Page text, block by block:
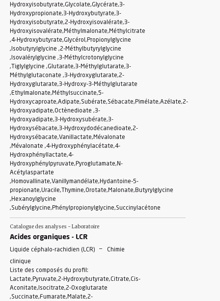
Hydroxyisobutyrate,Glycolate,Glycérate,3-
Hydroxypropionate,3-Hydroxybutyrate,3-
Hydroxyisobutyrate,2-Hydroxyisovalérate,3-
Hydroxyisovalérate,Méthylmalonate,Méthylcitrate
,4-Hydroxybutyrate,Glycérol,Propionylglycine
,Isobutyrylglycine ,2-Méthylbutyrylglycine
,Isovalérylglycine ,3-Méthylcrotonylglycine
,Tiglylglycine ,Glutarate,3-Méthylglutarate,3-
Méthylglutaconate ,3-Hydroxyglutarate,2-
Hydroxyglutarate,3-Hydroxy-3-Méthylglutarate
,Ethylmalonate,Méthylsuccinate,5-
Hydroxycaproate,Adipate,Subérate,Sébacate,Pimélate,Azélate,2-
Hydroxyadipate,Octènedioate ,3-
Hydroxyadipate,3-Hydroxysubérate,3-
Hydroxysébacate,3-Hydroxydodécanedioate,2-
Hydroxysébacate,Vanillactate,Mévalonate
,Mévalonate ,4-Hydroxyphénylacétate,4-
Hydroxphényllactate,4-
Hydroxyphénylpyruvate,Pyroglutamate,N-
Acétylaspartate
,Homovallinate,Vanillymandélate,Hydantoine-5-
propionate,Uracile,Thymine,Orotate,Malonate,Butyrylglycine
,Hexanoylglycine
,Subérylglycine,Phénylpropionylglycine,Succinylacétone
Catalogue des analyses - Laboratoire
Acides organiques - LCR
Liquide céphalo-rachidien (LCR) -
Chimie
clinique
Liste des composés du profil:
Lactate,Pyruvate,2-Hydroxybutyrate,Citrate,Cis-
Aconitate,Isocitrate,2-Oxoglutarate
,Succinate,Fumarate,Malate,2-